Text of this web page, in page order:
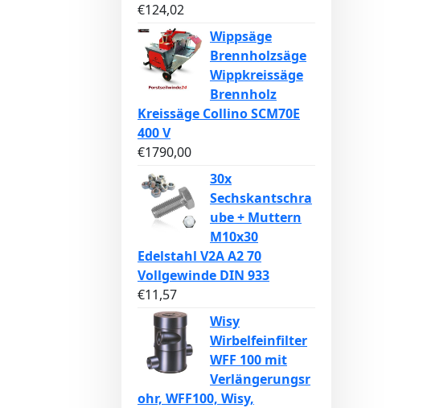
€124,02
Wippsäge
Brennholzsäge
Wippkreissäge
Brennholz
Kreissäge Collino SCM70E
400 V
€1790,00
30x
Sechskantschra
ube + Muttern
M10x30
Edelstahl V2A A2 70
Vollgewinde DIN 933
€11,57
Wisy
Wirbelfeinfilter
WFF 100 mit
Verlängerungsr
ohr, WFF100, Wisy,